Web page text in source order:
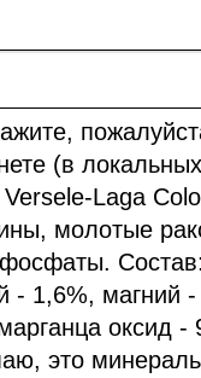
(в
Versele-Laga
молотые
- 1,6%, магний
оксид
это